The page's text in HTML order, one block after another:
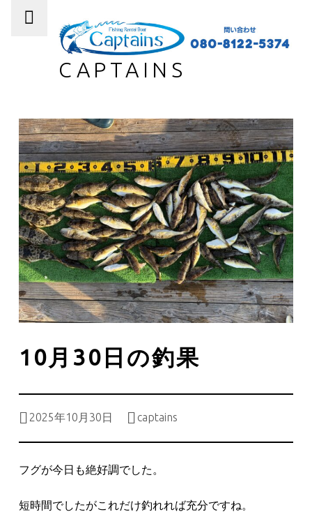
CAPTAINS
10月30日の釣果
2025年10月30日
captains
フグが今日も絶好調でした。
短時間でしたがこれだけ釣れれば充分ですね。